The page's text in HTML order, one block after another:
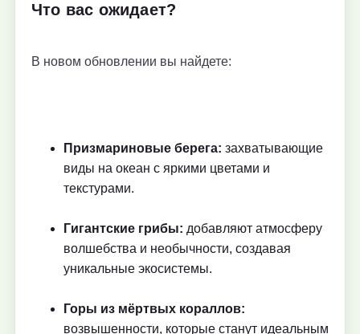
Что вас ожидает?
В новом обновлении вы найдете:
Призмариновые берега: захватывающие
виды на океан с яркими цветами и
текстурами.
Гигантские грибы: добавляют атмосферу
волшебства и необычности, создавая
уникальные экосистемы.
Горы из мёртвых кораллов:
возвышенности, которые станут идеальным